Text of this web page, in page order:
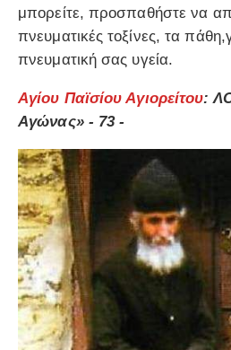
μπορείτε, προσπαθήστε να
πνευματικές τοξίνες, τα
πνευματική σας υγεία.
Αγίου Παϊσίου Αγιορείτου:
Αγώνας» ‐ 73 ‐